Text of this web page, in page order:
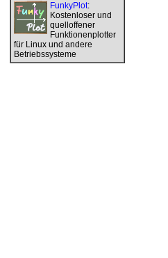
FunkyPlot:
Kostenloser und
quelloffener
Funktionenplotter
für Linux und andere
Betriebssysteme